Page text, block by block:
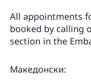
All appointments
booked by calling
section in the
Македонски: